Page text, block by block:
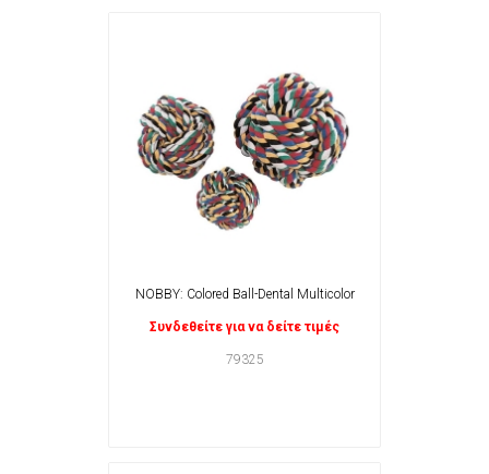
NOBBY: Colored Ball-Dental Multicolor
Συνδεθείτε για να δείτε τιμές
79325